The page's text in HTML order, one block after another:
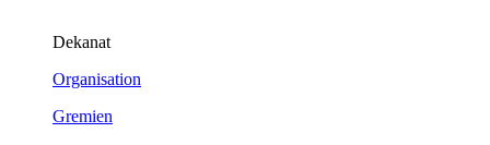
Dekanat
Organisation
Gremien